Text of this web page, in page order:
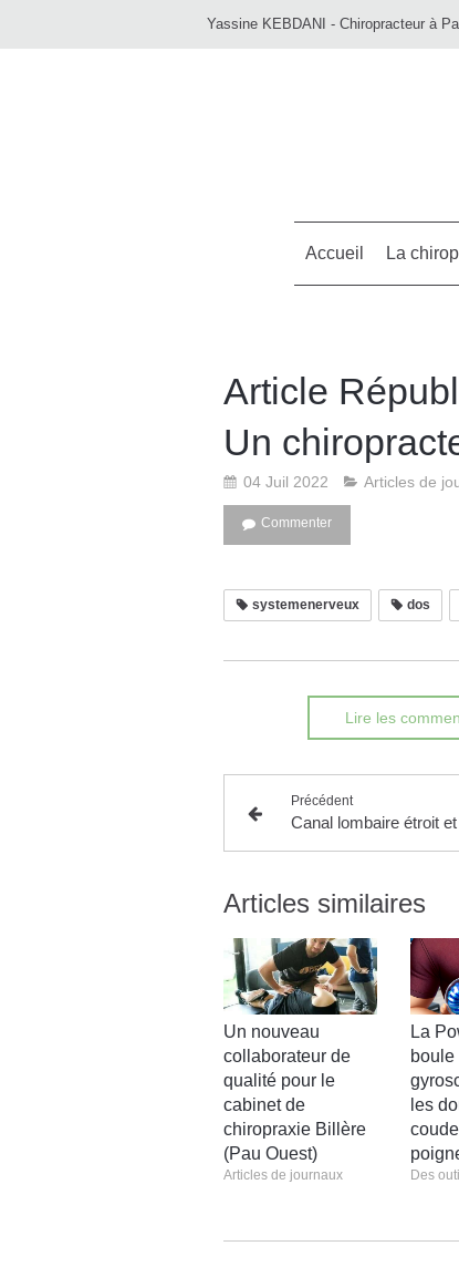
Yassine KEBDANI - Chiropracteur à
Accueil La
Article
Un
04 Juil 2022 Articles de
Commenter
systemenerveux dos
Lire les
Précédent
Articles similaires
Un nouveau
collaborateur de
qualité pour le
cabinet de
chiropraxie Billère
(Pau Ouest)
Articles de journaux
La
boule
les
Des